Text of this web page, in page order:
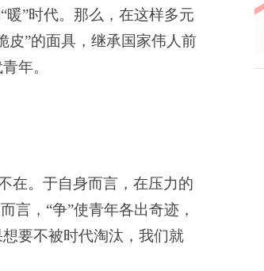
暖”时代。那么，在这样多元
皮”的面具，继承国家伟人前
年。
在。于自身而言，在压力的
言，“争”使青年各出奇迹，
要不被时代淘汰，我们就